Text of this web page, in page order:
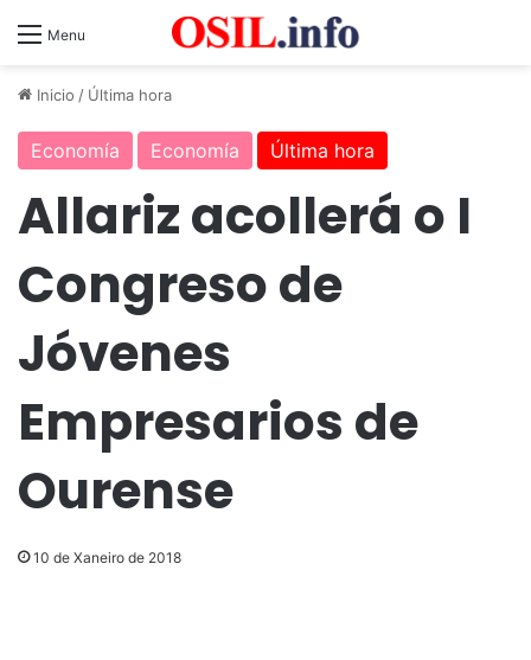
Menu
Inicio / Última hora
Economía Economía Última hora
Allariz acollerá o I
Congreso de
Jóvenes
Empresarios de
Ourense
10 de Xaneiro de 2018